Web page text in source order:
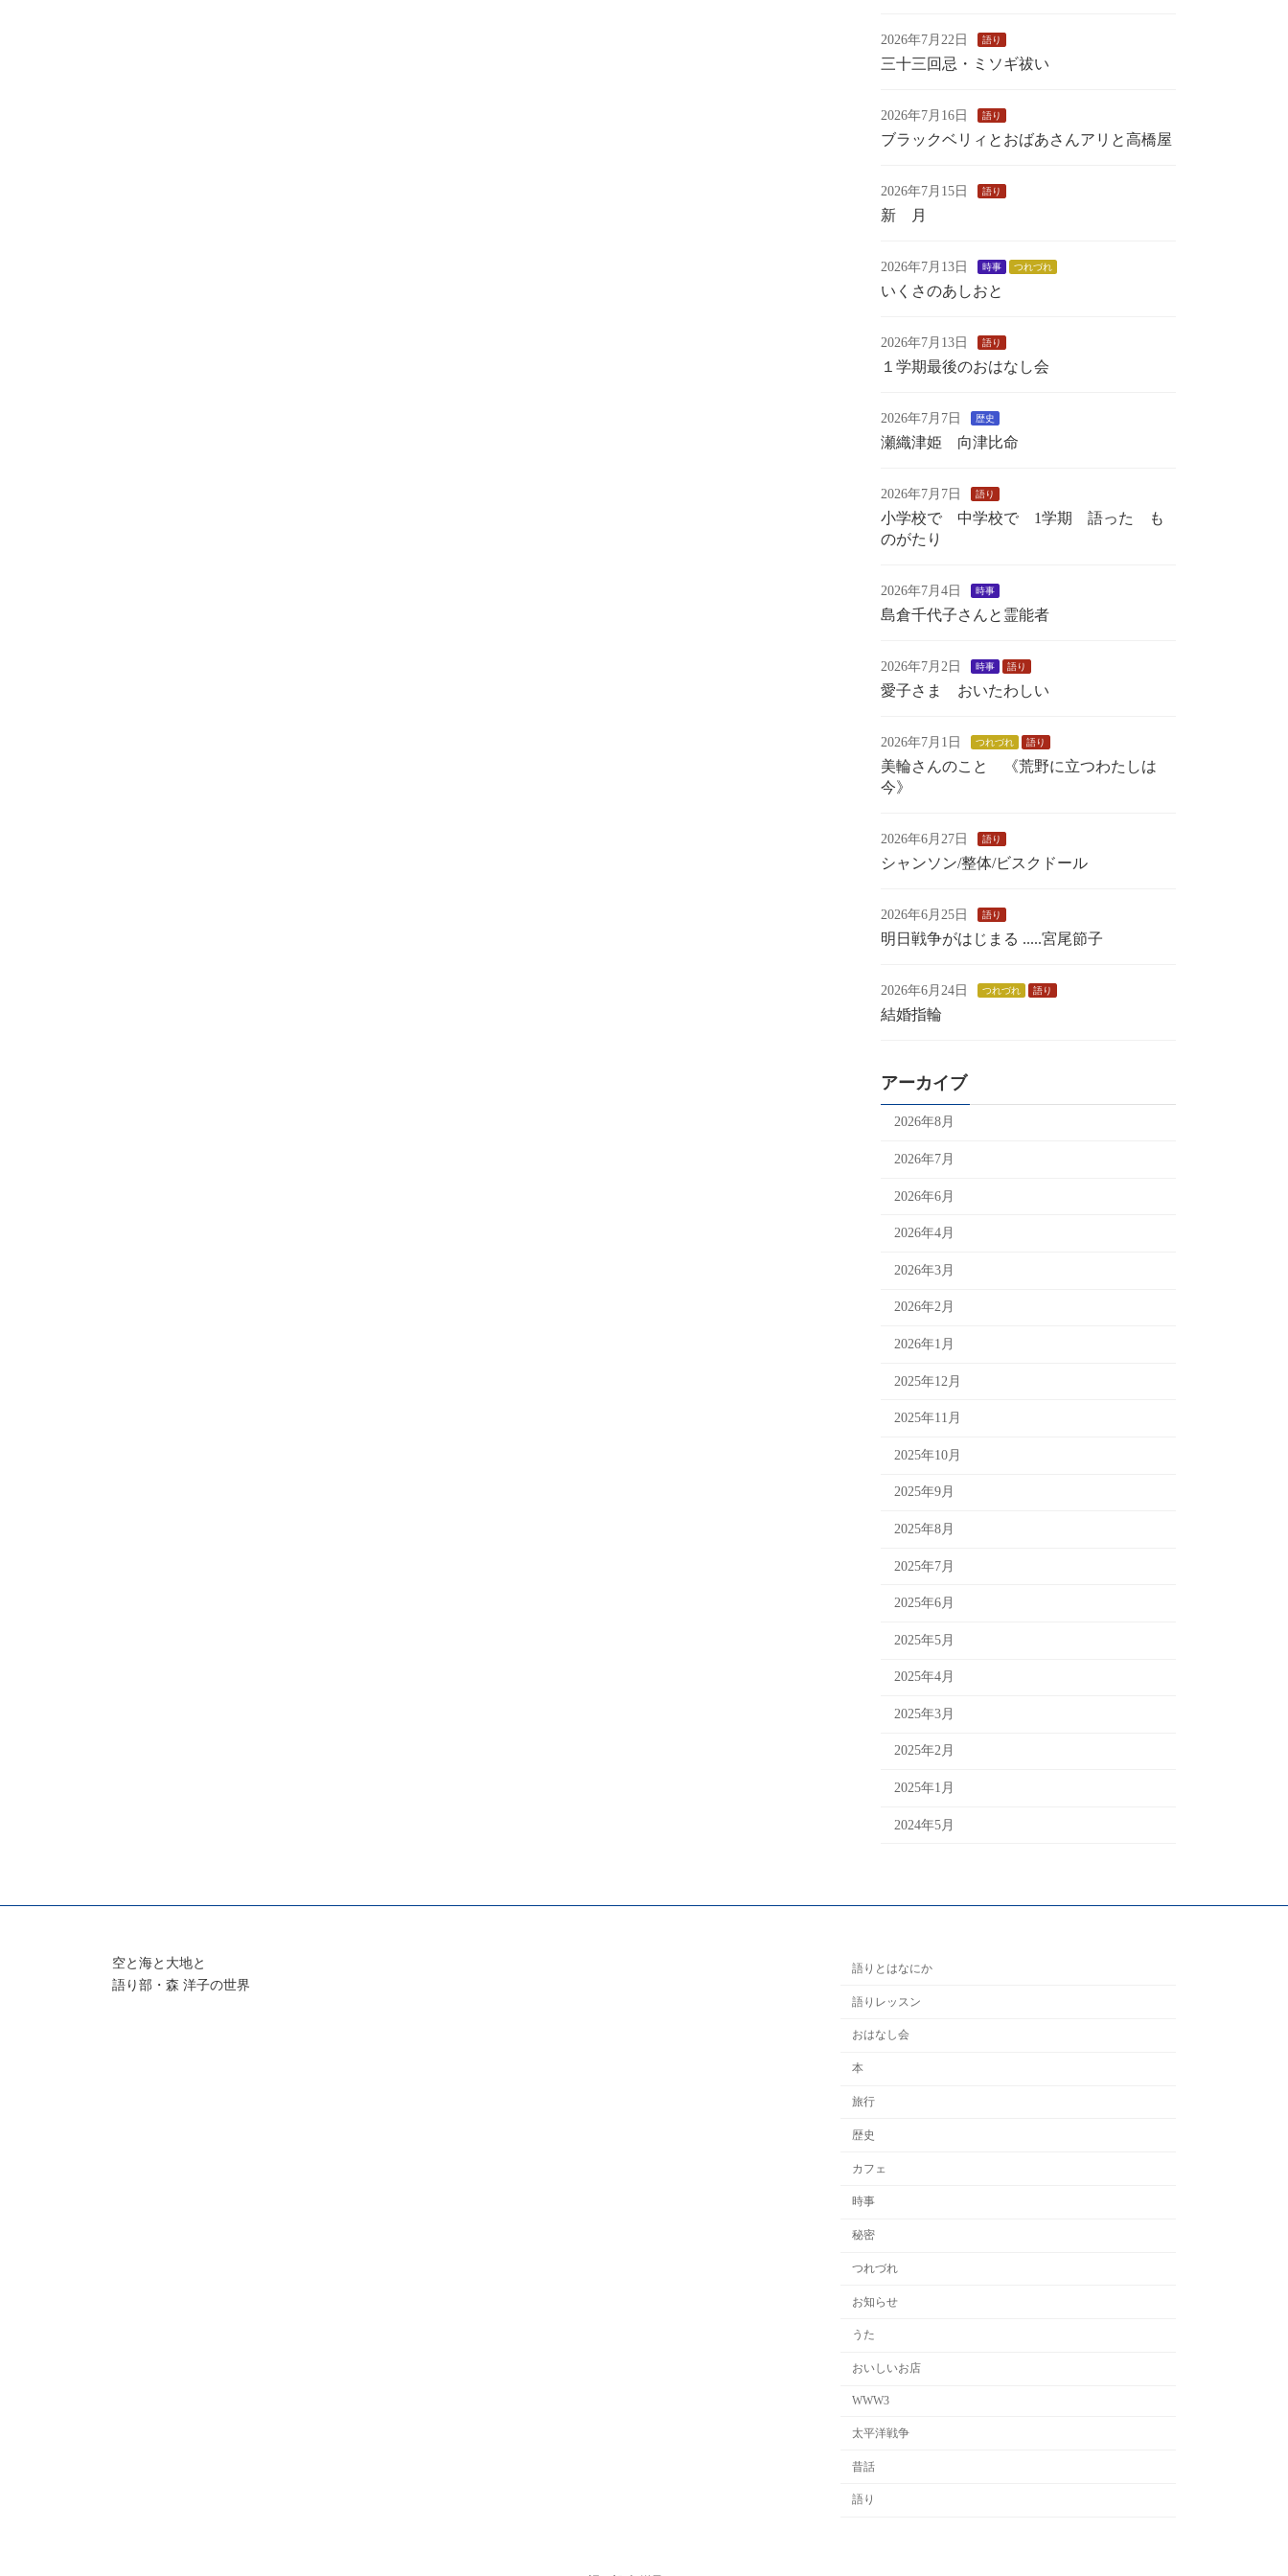
2026年7月22日 語り
三十三回忌・ミソギ祓い
2026年7月16日 語り
ブラックベリィとおばあさんアリと高橋屋
2026年7月15日 語り
新 月
2026年7月13日 時事 つれづれ
いくさのあしおと
2026年7月13日 語り
１学期最後のおはなし会
2026年7月7日 歴史
瀬織津姫 向津比命
2026年7月7日 語り
小学校で 中学校で 1学期 語った も
のがたり
2026年7月4日 時事
島倉千代子さんと霊能者
2026年7月2日 時事 語り
愛子さま おいたわしい
2026年7月1日 つれづれ 語り
美輪さんのこと 《荒野に立つわたしは
今》
2026年6月27日 語り
シャンソン/整体/ビスクドール
2026年6月25日 語り
明日戦争がはじまる .....宮尾節子
2026年6月24日 つれづれ 語り
結婚指輪
アーカイブ
2026年8月
2026年7月
2026年6月
2026年4月
2026年3月
2026年2月
2026年1月
2025年12月
2025年11月
2025年10月
2025年9月
2025年8月
2025年7月
2025年6月
2025年5月
2025年4月
2025年3月
2025年2月
2025年1月
2024年5月
空と海と大地と
語り部・森 洋子の世界
語りとはなにか
語りレッスン
おはなし会
本
旅行
歴史
カフェ
時事
秘密
つれづれ
お知らせ
うた
おいしいお店
WWW3
太平洋戦争
昔話
語り